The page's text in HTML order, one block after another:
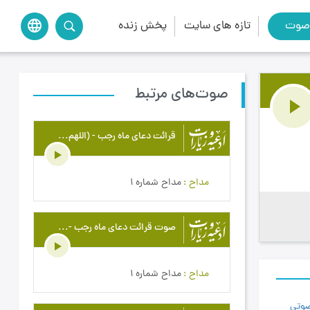
صوت تازه های سایت پخش زنده language
صوت‌های مرتبط
قرائت دعای ماه رجب - (اللهم إنی اسئلک صبر الشاکرین لک)
مداح مداح شماره 1
صوت قرائت دعای ماه رجب - (اللهم انی اسئلک بالمولودَین فی رجب)
مداح مداح شماره 1